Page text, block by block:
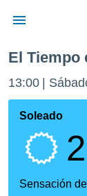
de
por
que se
calidad.
a este
las
El Tiempo
13:00
Soleado
Sensación